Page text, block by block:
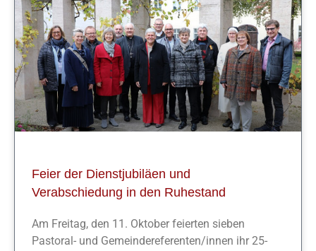
Feier der Dienstjubiläen und
Verabschiedung in den Ruhestand
Am Freitag, den 11. Oktober feierten sieben
Pastoral- und Gemeindereferenten/innen ihr 25-